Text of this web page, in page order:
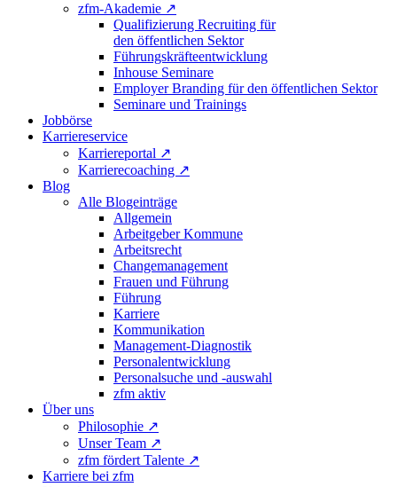
zfm-Akademie ↗
Qualifizierung Recruiting für
den öffentlichen Sektor
Führungskräfteentwicklung
Inhouse Seminare
Employer Branding für den öffentlichen Sektor
Seminare und Trainings
Jobbörse
Karriereservice
Karriereportal ↗
Karrierecoaching ↗
Blog
Alle Blogeinträge
Allgemein
Arbeitgeber Kommune
Arbeitsrecht
Changemanagement
Frauen und Führung
Führung
Karriere
Kommunikation
Management-Diagnostik
Personalentwicklung
Personalsuche und -auswahl
zfm aktiv
Über uns
Philosophie ↗
Unser Team ↗
zfm fördert Talente ↗
Karriere bei zfm